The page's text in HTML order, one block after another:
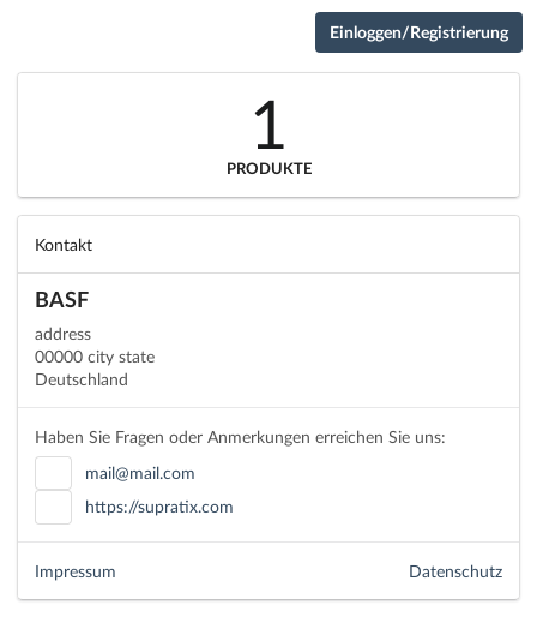
Einloggen/Registrierung
1
PRODUKTE
Kontakt
BASF
address
00000 city state
Deutschland
Haben Sie Fragen oder Anmerkungen erreichen Sie uns:
mail@mail.com
https://supratix.com
Datenschutz
Impressum